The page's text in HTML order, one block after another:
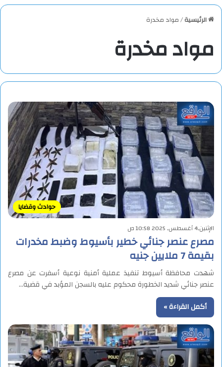
الرئيسية/مواد مخدرة
مواد مخدرة
حوادث وقضايا
الإثنين,4 أغسطس, 2025 10:58 ص
مصرع عنصر جنائي خطير بأسيوط وضبط مخدرات
بقيمة 7 ملايين جنيه
شهدت محافظة أسيوط تنفيذ عملية أمنية نوعية أسفرت عن مصرع
عنصر جنائي شديد الخطورة محكوم عليه بالسجن المؤبد في قضية…
أكمل القراءة »